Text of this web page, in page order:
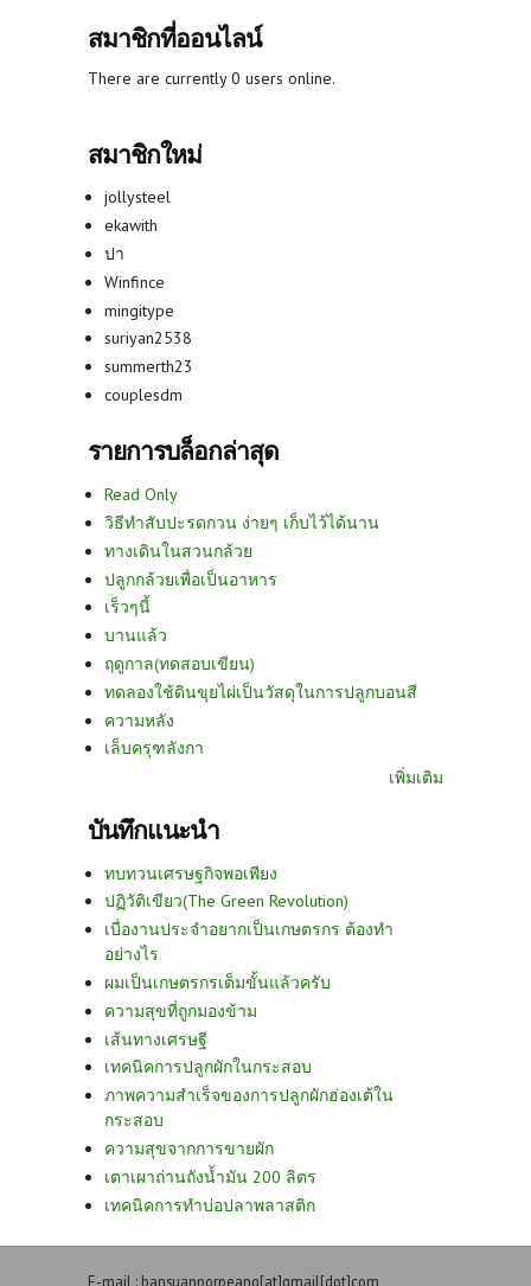
สมาชิกที่ออนไลน์
There are currently 0 users online.
สมาชิกใหม่
jollysteel
ekawith
ปา
Winfince
mingitype
suriyan2538
summerth23
couplesdm
รายการบล็อกล่าสุด
Read Only
วิธีทำสับปะรดกวน ง่ายๆ เก็บไว้ได้นาน
ทางเดินในสวนกล้วย
ปลูกกล้วยเพื่อเป็นอาหาร
เร็วๆนี้
บานแล้ว
ฤดูกาล(ทดสอบเขียน)
ทดลองใช้ดินขุยไผ่เป็นวัสดุในการปลูกบอนสี
ความหลัง
เล็บครุฑลังกา
เพิ่มเติม
บันทึกแนะนำ
ทบทวนเศรษฐกิจพอเพียง
ปฏิวัติเขียว(The Green Revolution)
เบื่องานประจำอยากเป็นเกษตรกร ต้องทำ
อย่างไร
ผมเป็นเกษตรกรเต็มขั้นแล้วครับ
ความสุขที่ถูกมองข้าม
เส้นทางเศรษฐี
เทคนิคการปลูกผักในกระสอบ
ภาพความสำเร็จของการปลูกผักฮ่องเต้ใน
กระสอบ
ความสุขจากการขายผัก
เตาเผาถ่านถังน้ำมัน 200 ลิตร
เทคนิคการทำบ่อปลาพลาสติก
E-mail : bansuanporpeang[at]gmail[dot]com